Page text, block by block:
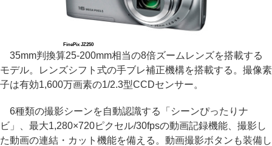
FinePix JZ250
35mm判換算25-200mm相当の8倍ズームレンズを搭載する
モデル。レンズシフト式の手ブレ補正機構を搭載する。撮像素
子は有効1,600万画素の1/2.3型CCDセンサー。
6種類の撮影シーンを自動認識する「シーンぴったりナ
ビ」、最大1,280×720ピクセル/30fpsの動画記録機能、撮影し
た動画の連結・カット機能を備える。動画撮影ボタンも装備し